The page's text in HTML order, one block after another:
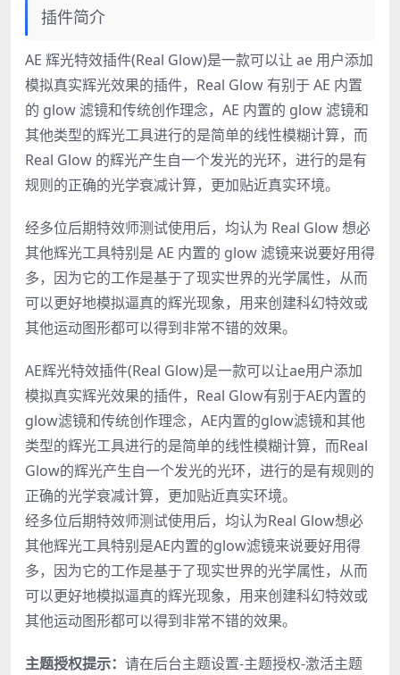
插件简介
AE 辉光特效插件(Real Glow)是一款可以让 ae 用户添加
模拟真实辉光效果的插件，Real Glow 有别于 AE 内置
的 glow 滤镜和传统创作理念，AE 内置的 glow 滤镜和
其他类型的辉光工具进行的是简单的线性模糊计算，而
Real Glow 的辉光产生自一个发光的光环，进行的是有
规则的正确的光学衰减计算，更加贴近真实环境。
经多位后期特效师测试使用后，均认为 Real Glow 想必
其他辉光工具特别是 AE 内置的 glow 滤镜来说要好用得
多，因为它的工作是基于了现实世界的光学属性，从而
可以更好地模拟逼真的辉光现象，用来创建科幻特效或
其他运动图形都可以得到非常不错的效果。
AE辉光特效插件(Real Glow)是一款可以让ae用户添加
模拟真实辉光效果的插件，Real Glow有别于AE内置的
glow滤镜和传统创作理念，AE内置的glow滤镜和其他
类型的辉光工具进行的是简单的线性模糊计算，而Real
Glow的辉光产生自一个发光的光环，进行的是有规则的
正确的光学衰减计算，更加贴近真实环境。
经多位后期特效师测试使用后，均认为Real Glow想必
其他辉光工具特别是AE内置的glow滤镜来说要好用得
多，因为它的工作是基于了现实世界的光学属性，从而
可以更好地模拟逼真的辉光现象，用来创建科幻特效或
其他运动图形都可以得到非常不错的效果。
主题授权提示： 请在后台主题设置-主题授权-激活主题